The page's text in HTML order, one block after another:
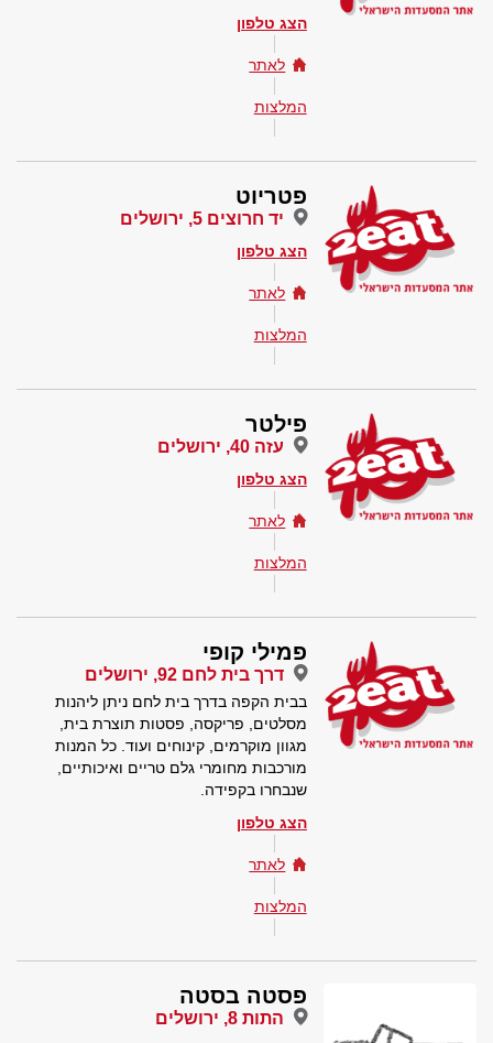
הצג טלפון
לאתר
המלצות
פטריוט
יד חרוצים 5, ירושלים
הצג טלפון
לאתר
המלצות
פילטר
עזה 40, ירושלים
הצג טלפון
לאתר
המלצות
פמילי קופי
דרך בית לחם 92, ירושלים
בבית הקפה בדרך בית לחם ניתן ליהנות
מסלטים, פריקסה, פסטות תוצרת בית,
מגוון מוקרמים, קינוחים ועוד. כל המנות
מורכבות מחומרי גלם טריים ואיכותיים,
שנבחרו בקפידה.
הצג טלפון
לאתר
המלצות
פסטה בסטה
התות 8, ירושלים